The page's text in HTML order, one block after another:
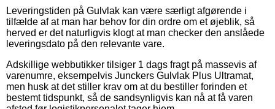
Leveringstiden på Gulvlak kan være særligt afgørende i
tilfælde af at man har behov for din ordre om et øjeblik, så
herved er det naturligvis klogt at man checker den anslåede
leveringsdato på den relevante vare.
Adskillige webbutikker tilsiger 1 dags fragt på massevis af
varenumre, eksempelvis Junckers Gulvlak Plus Ultramat,
men husk at det stiller krav om at du bestiller forinden et
bestemt tidspunkt, så de sandsynligvis kan nå at få varen